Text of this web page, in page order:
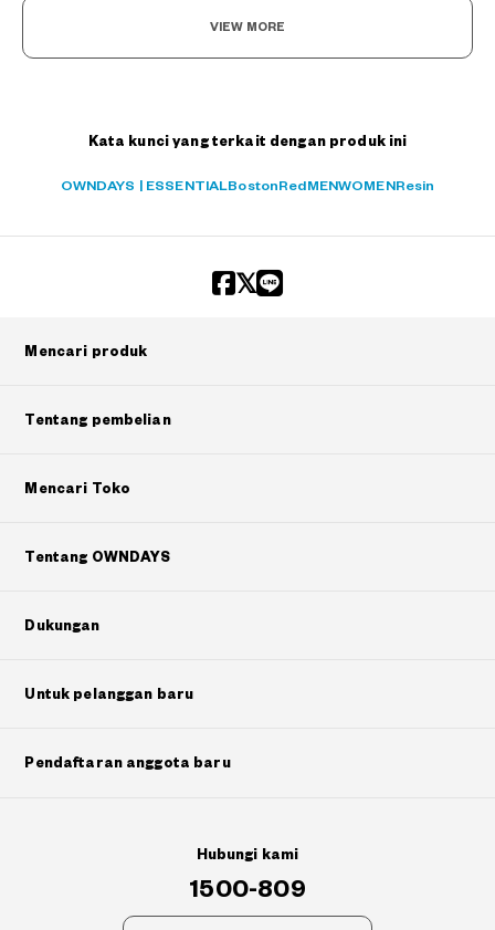
VIEW MORE
Kata kunci yang terkait dengan produk ini
OWNDAYS | ESSENTIALBostonRedMENWOMENResin
Mencari produk
Tentang pembelian
Mencari Toko
Tentang OWNDAYS
Dukungan
Untuk pelanggan baru
Pendaftaran anggota baru
Hubungi kami
1500-809